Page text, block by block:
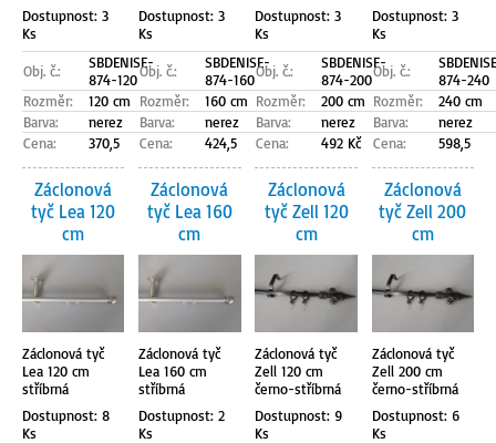
Dostupnost: 3
Ks
Obj. č.:
SBDENISE-
874-120
Rozměr:
120 cm
Barva:
nerez
Cena:
370,5
Dostupnost: 3
Ks
Obj. č.:
SBDENISE-
874-160
Rozměr:
160 cm
Barva:
nerez
Cena:
424,5
Dostupnost: 3
Ks
Obj. č.:
SBDENISE-
874-200
Rozměr:
200 cm
Barva:
nerez
Cena:
492 Kč
Dostupnost: 3
Ks
Obj. č.:
874-240
Rozměr:
240 cm
Barva:
nerez
Cena:
598,5
Záclonová
tyč Lea 120
cm
Záclonová tyč
Lea 120 cm
stříbrná
Dostupnost: 8
Ks
Záclonová
tyč Lea 160
cm
Záclonová tyč
Lea 160 cm
stříbrná
Dostupnost: 2
Ks
Záclonová
tyč Zell 120
cm
Záclonová tyč
Zell 120 cm
černo-stříbrná
Dostupnost: 9
Ks
Záclonová
tyč Zell 200
cm
Záclonová tyč
Zell 200 cm
černo-stříbrná
Dostupnost: 6
Ks